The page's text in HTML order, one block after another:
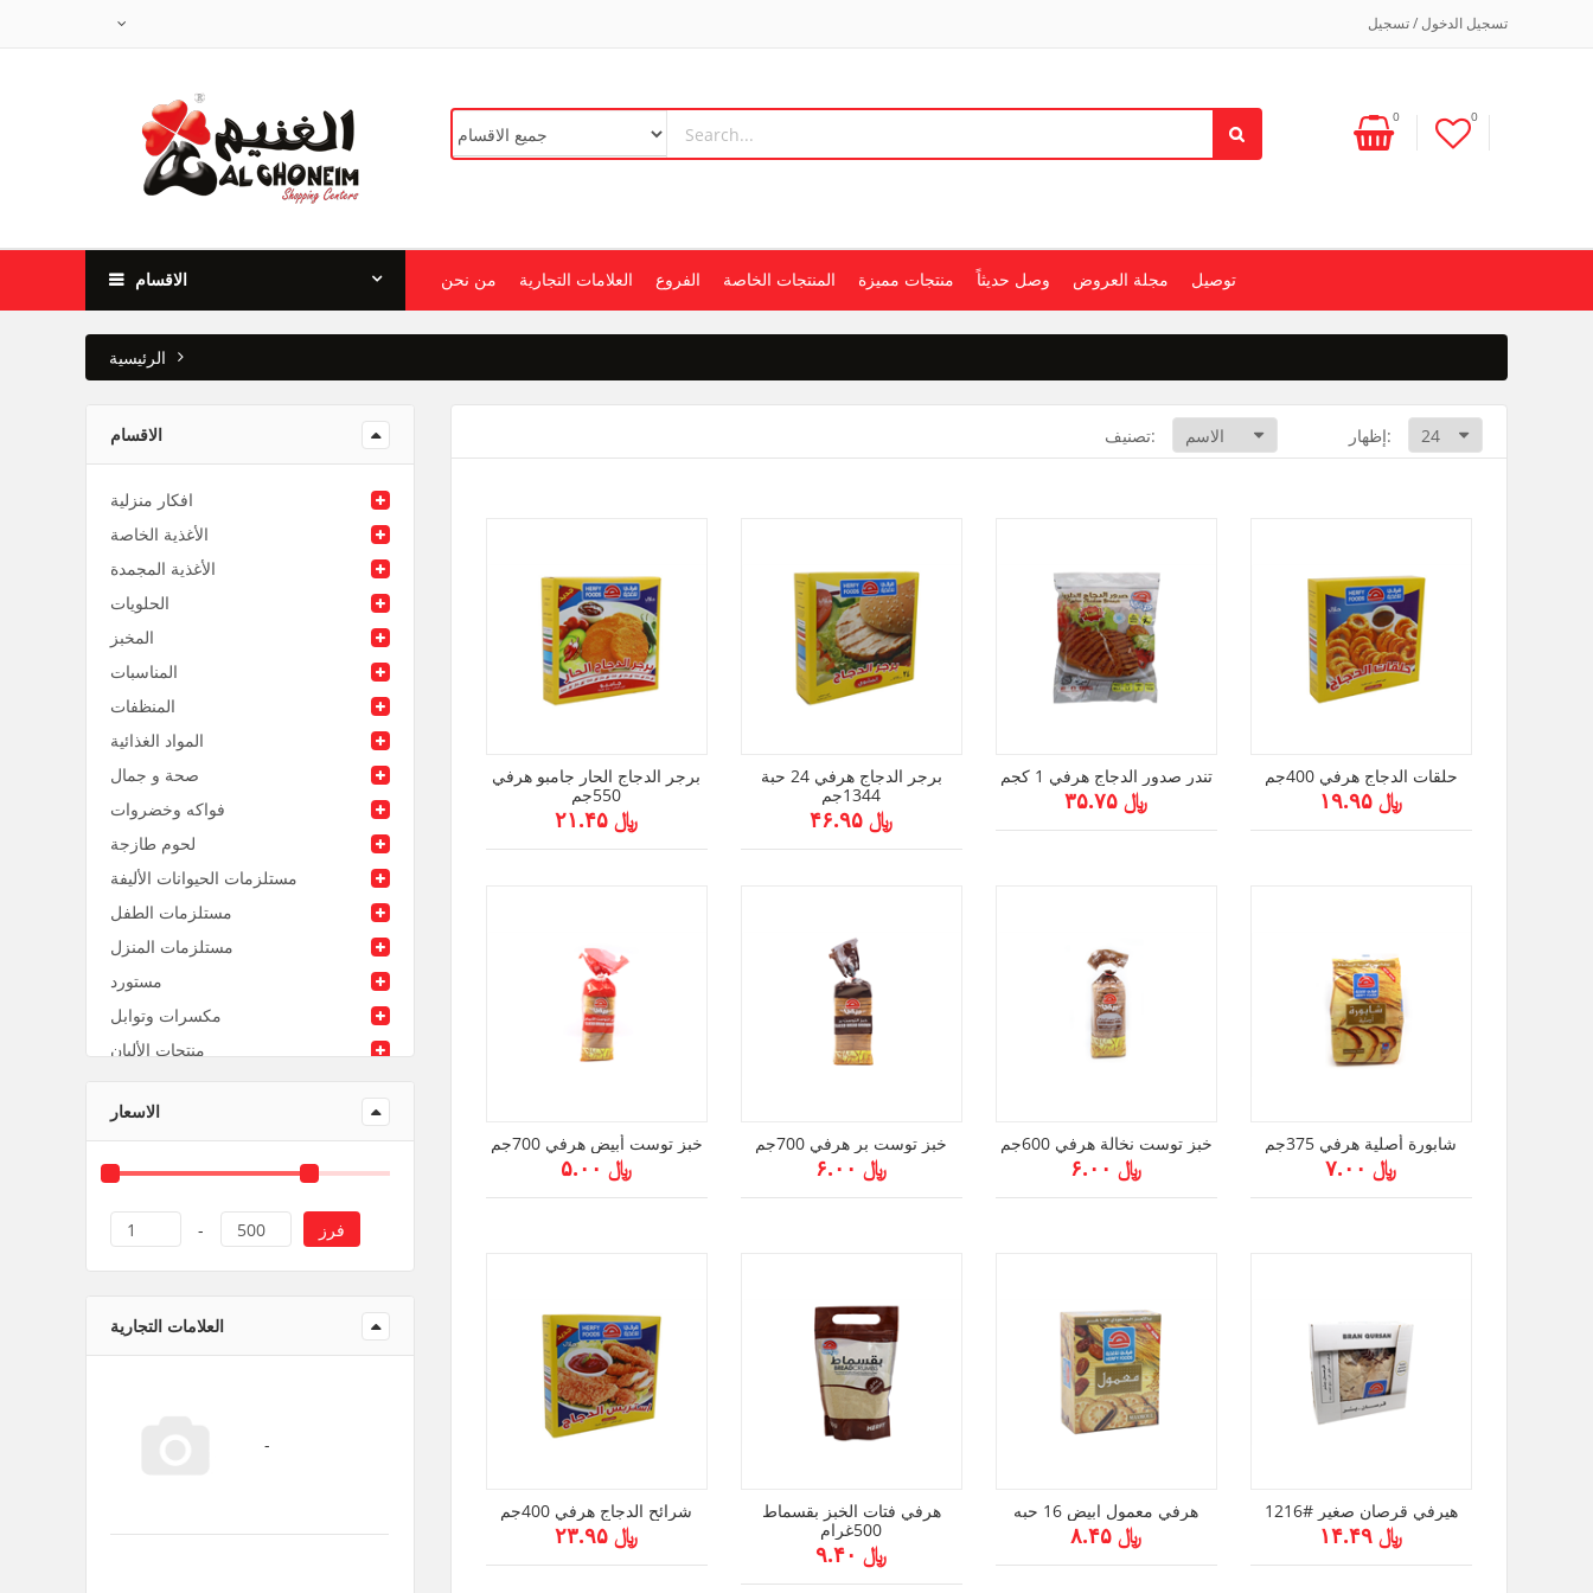
تسجيل الدخول / تسجيل
0 0
الاقسام من نحن العلامات التجارية الفروع المنتجات الخاصة منتجات مميزة وصل حديثاً مجلة العروض توصيل
الرئيسية
الاقسام
افكار منزلية
الأغذية الخاصة
الأغذية المجمدة
الحلويات
المخبز
المناسبات
المنظفات
المواد الغذائية
صحة و جمال
فواكه وخضروات
لحوم طازجة
مستلزمات الحيوانات الأليفة
مستلزمات الطفل
مستلزمات المنزل
مستورد
مكسرات وتوابل
منتجات الألبان
الاسعار
1 - 500 فرز
العلامات التجارية
تصنيف: إظهار:
برجر الدجاج الحار جامبو هرفي
550جم
﷼ ۲۱.۴۵
برجر الدجاج هرفي 24 حبة
1344جم
﷼ ۴۶.۹۵
تندر صدور الدجاج هرفي 1 كجم
﷼ ۳۵.۷۵
حلقات الدجاج هرفي 400جم
﷼ ۱۹.۹۵
خبز توست أبيض هرفي 700جم
﷼ ۵.۰۰
خبز توست بر هرفي 700جم
﷼ ۶.۰۰
خبز توست نخالة هرفي 600جم
﷼ ۶.۰۰
شابورة أصلية هرفي 375جم
﷼ ۷.۰۰
شرائح الدجاج هرفي 400جم
﷼ ۲۳.۹۵
هرفي فتات الخبز بقسماط
500غرام
﷼ ۹.۴۰
هرفي معمول ابيض 16 حبه
﷼ ۸.۴۵
هيرفي قرصان صغير #1216
﷼ ۱۴.۴۹